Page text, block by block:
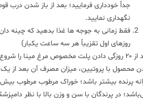
جداً خودداری فرمایید؛ بعد از باز شدن درب
نگهداری نمایید.
فقط زمانی به جوجه ها غذا بدهید که چینه
روزهای اول تقزیباً هر سه ساعت یکبار)
بعد از ۲۰ روزگی دادن پلت مخصوص مرغ مینا را
در پرندگان با سن و وزن بالا با نظر